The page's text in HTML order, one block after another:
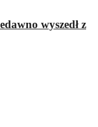
wyszedł z